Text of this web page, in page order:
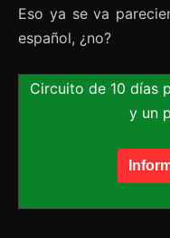
Eso ya se va
español, ¿no?
Circuito de 10 días
y un